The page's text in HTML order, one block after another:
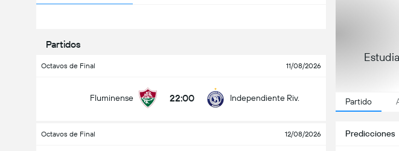
Partidos
Octavos de Final 11/08/2026
Fluminense 22:00 Independiente Riv.
Octavos de Final 12/08/2026
Partido
Predicciones